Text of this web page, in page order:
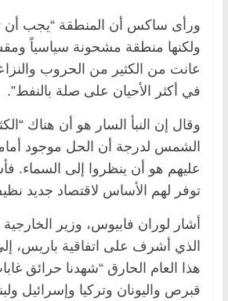
ورأى ساكس أن المنطقة “يجب أن
ولكنها منطقة مشحونة سياسياً
عانت من الكثير من الحروب
في أكثر الأحيان على صلة بالنفط”.
وقال إن النبأ السار هو أن هناك
الشمس لدرجة أن الحل موجود
عليهم هو أن ينظروا إلى السماء.
توفر لهم الأساس لاقتصاد جديد
أشار لوران فابيوس، وزير
الذي أشرف على اتفاقية باريس،
هذا العام الحارق “شهدنا حرائق
قبرص واليونان وتركيا وإسرائيل